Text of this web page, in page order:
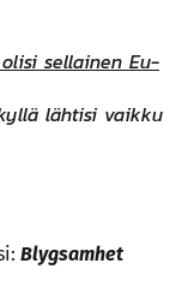
sel­lai­nen Eu­
läh­ti­si vaik­ku
Blygsamhet